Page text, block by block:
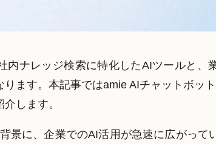
内ナレッジ検索に特化したAIツールと、
ます。本記事ではamie AIチャットボッ
します。
景に、企業でのAI活用が急速に広がって